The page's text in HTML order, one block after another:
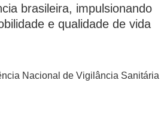
brasileira, impulsionando
e qualidade de vida
Nacional de Vigilância Sanitária